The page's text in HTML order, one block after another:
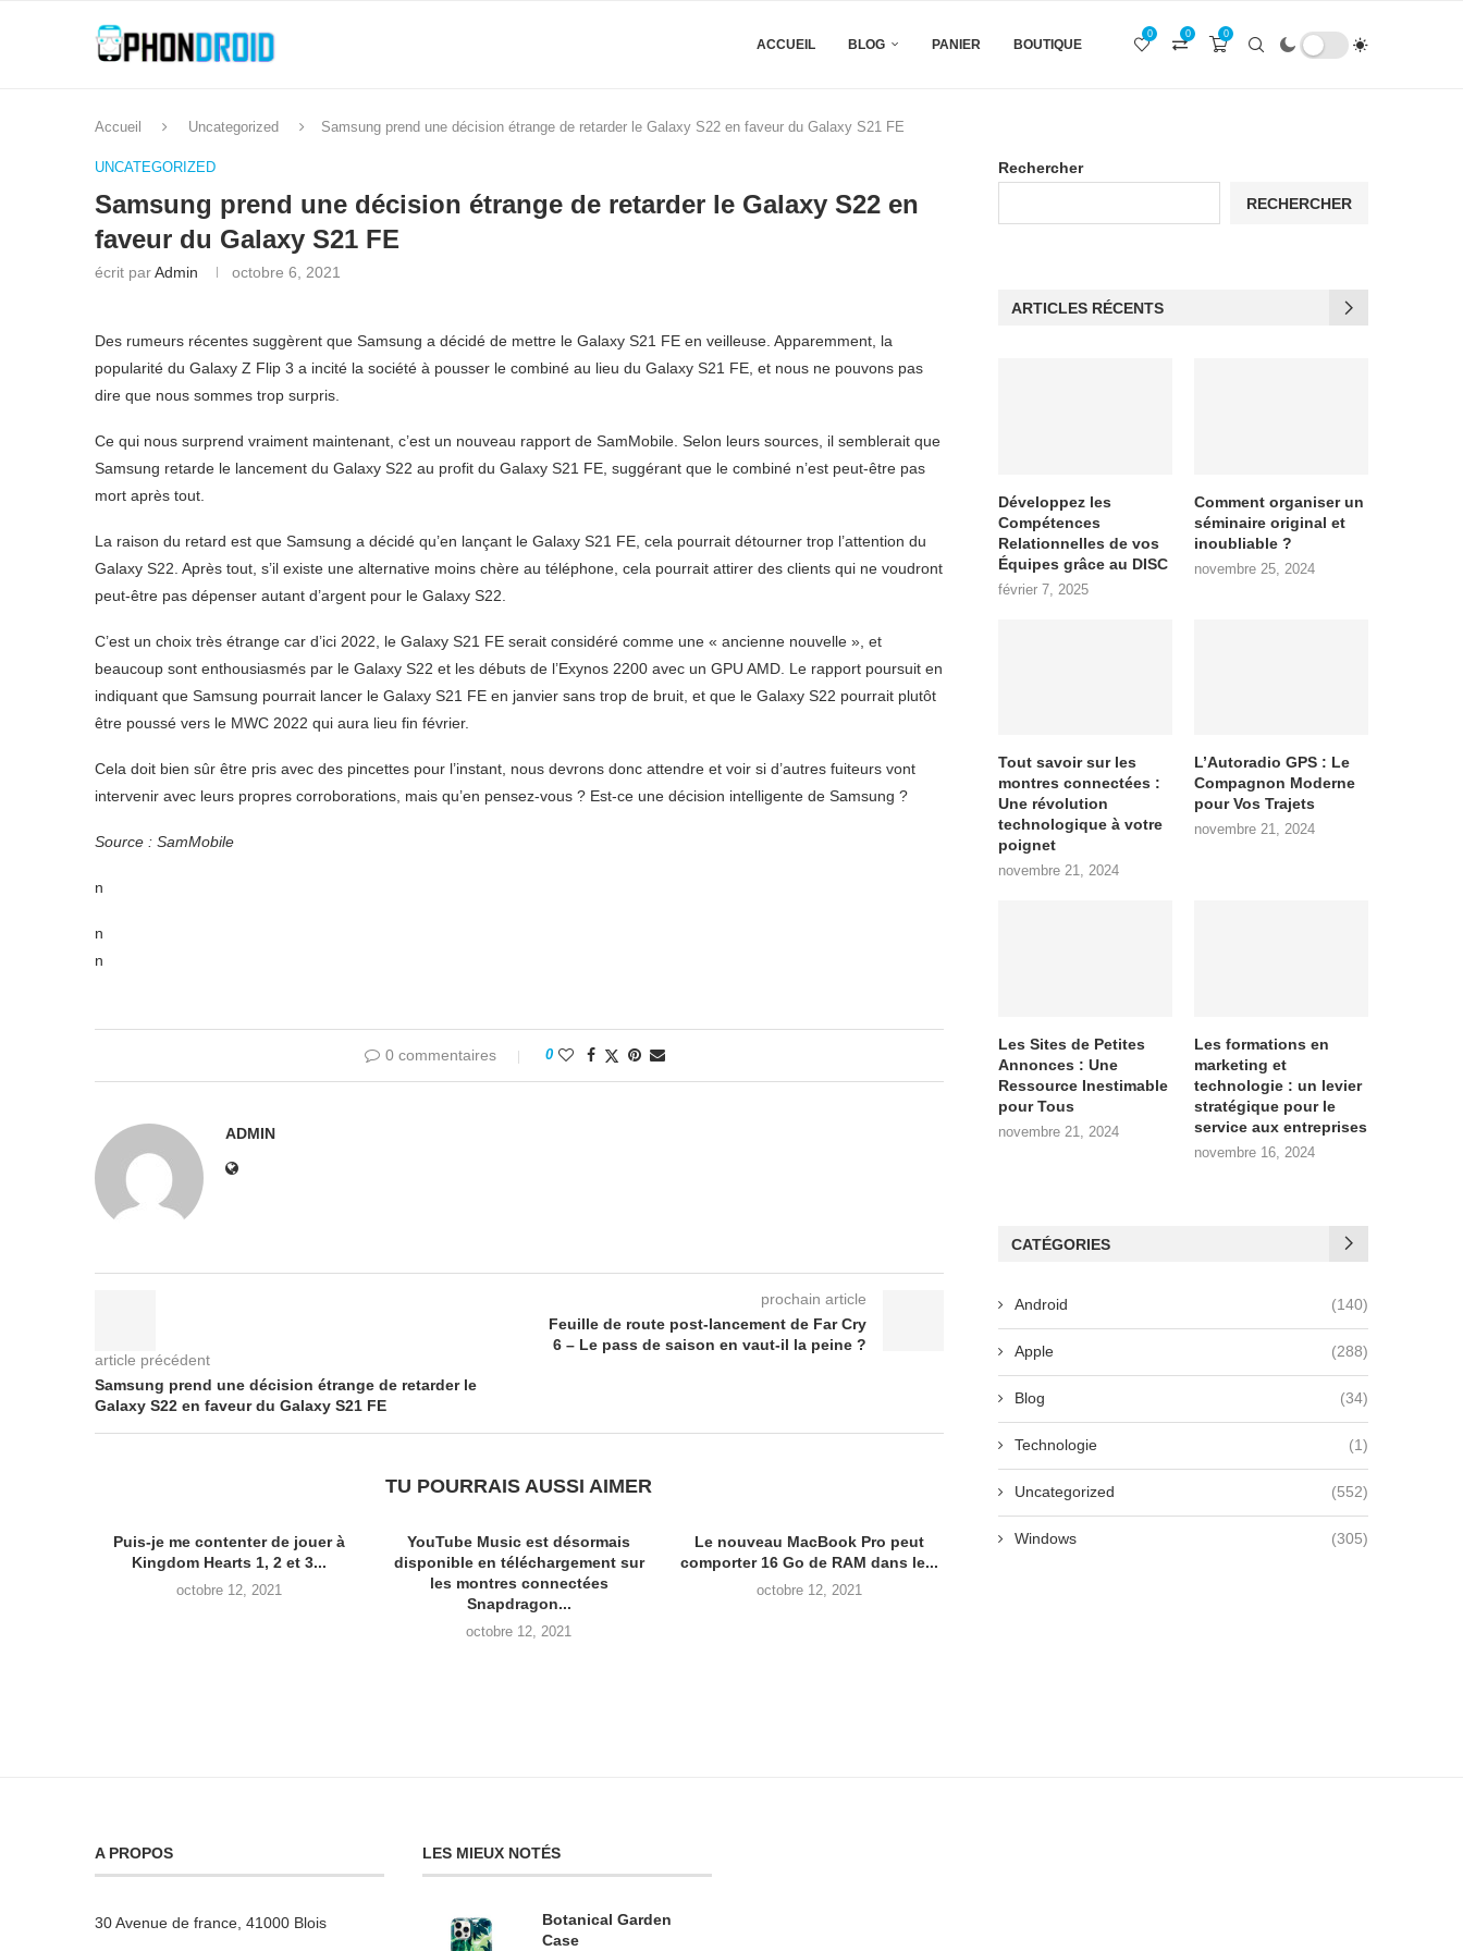
ACCUEIL BLOG PANIER BOUTIQUE
0
0
0
Accueil Uncategorized Samsung prend une décision étrange de retarder le Galaxy S22 en faveur du Galaxy S21 FE
UNCATEGORIZED
Samsung prend une décision étrange de retarder le Galaxy S22 en
faveur du Galaxy S21 FE
écrit parAdmin octobre 6, 2021
Des rumeurs récentes suggèrent que Samsung a décidé de mettre le Galaxy S21 FE en veilleuse. Apparemment, la
popularité du Galaxy Z Flip 3 a incité la société à pousser le combiné au lieu du Galaxy S21 FE, et nous ne pouvons pas
dire que nous sommes trop surpris.
Ce qui nous surprend vraiment maintenant, c’est un nouveau rapport de SamMobile. Selon leurs sources, il semblerait que
Samsung retarde le lancement du Galaxy S22 au profit du Galaxy S21 FE, suggérant que le combiné n’est peut-être pas
mort après tout.
La raison du retard est que Samsung a décidé qu’en lançant le Galaxy S21 FE, cela pourrait détourner trop l’attention du
Galaxy S22. Après tout, s’il existe une alternative moins chère au téléphone, cela pourrait attirer des clients qui ne voudront
peut-être pas dépenser autant d’argent pour le Galaxy S22.
C’est un choix très étrange car d’ici 2022, le Galaxy S21 FE serait considéré comme une « ancienne nouvelle », et
beaucoup sont enthousiasmés par le Galaxy S22 et les débuts de l’Exynos 2200 avec un GPU AMD. Le rapport poursuit en
indiquant que Samsung pourrait lancer le Galaxy S21 FE en janvier sans trop de bruit, et que le Galaxy S22 pourrait plutôt
être poussé vers le MWC 2022 qui aura lieu fin février.
Cela doit bien sûr être pris avec des pincettes pour l’instant, nous devrons donc attendre et voir si d’autres fuiteurs vont
intervenir avec leurs propres corroborations, mais qu’en pensez-vous ? Est-ce une décision intelligente de Samsung ?
Source : SamMobile
n
n
n
0 commentaires 0
ADMIN
article précédent
Samsung prend une décision étrange de retarder le
Galaxy S22 en faveur du Galaxy S21 FE
prochain article
Feuille de route post-lancement de Far Cry
6 – Le pass de saison en vaut-il la peine ?
TU POURRAIS AUSSI AIMER
Puis-je me contenter de jouer à
Kingdom Hearts 1, 2 et 3...
octobre 12, 2021
YouTube Music est désormais
disponible en téléchargement sur
les montres connectées
Snapdragon...
octobre 12, 2021
Le nouveau MacBook Pro peut
comporter 16 Go de RAM dans le...
octobre 12, 2021
Rechercher
RECHERCHER
ARTICLES RÉCENTS
Développez les
Compétences
Relationnelles de vos
Équipes grâce au DISC
février 7, 2025
Comment organiser un
séminaire original et
inoubliable ?
novembre 25, 2024
Tout savoir sur les
montres connectées :
Une révolution
technologique à votre
poignet
novembre 21, 2024
L’Autoradio GPS : Le
Compagnon Moderne
pour Vos Trajets
novembre 21, 2024
Les Sites de Petites
Annonces : Une
Ressource Inestimable
pour Tous
novembre 21, 2024
Les formations en
marketing et
technologie : un levier
stratégique pour le
service aux entreprises
novembre 16, 2024
CATÉGORIES
Android (140)
Apple (288)
Blog (34)
Technologie (1)
Uncategorized (552)
Windows (305)
A PROPOS
30 Avenue de france, 41000 Blois
LES MIEUX NOTÉS
Botanical Garden
Case